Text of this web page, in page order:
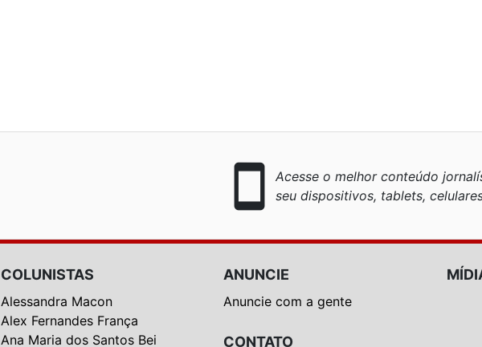
smartphone
Acesse o melhor conteúdo
seu dispositivos, tablets,
COLUNISTAS
Alessandra Macon
Alex Fernandes França
Ana Maria dos Santos Bei
ANUNCIE
Anuncie com a gente
CONTATO